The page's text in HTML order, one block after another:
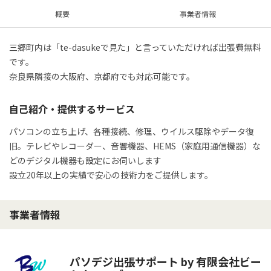
概要 事業者情報
三郷町内は「te-dasukeで見た」と言っていただければ出張費無料
です。
奈良県隣接の大阪府、京都府でも対応可能です。
自己紹介・提供するサービス
パソコンの立ち上げ、各種接続、修理、ウイルス駆除やデータ復
旧。テレビやレコーダー、音響機器、HEMS（家庭用通信機器）な
どのデジタル機器も設定にお伺いします
設立20年以上の実績で安心の技術力をご提供します。
事業者情報
パソデジ出張サポート by 有限会社ビー